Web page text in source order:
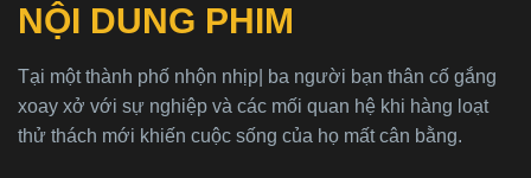
NỘI DUNG PHIM
Tại một thành phố nhộn nhịp| ba người bạn thân cố gắng
xoay xở với sự nghiệp và các mối quan hệ khi hàng loạt
thử thách mới khiến cuộc sống của họ mất cân bằng.